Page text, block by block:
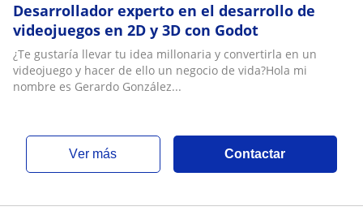
Desarrollador experto en el desarrollo de
videojuegos en 2D y 3D con Godot
¿Te gustaría llevar tu idea millonaria y convertirla en un
videojuego y hacer de ello un negocio de vida?Hola mi
nombre es Gerardo González...
ver más Contactar